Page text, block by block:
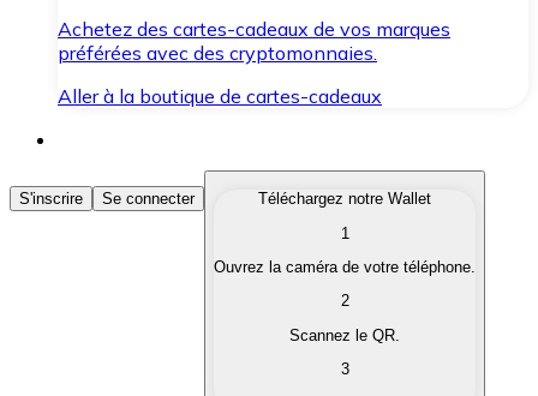
Achetez des cartes-cadeaux de vos marques
préférées avec des cryptomonnaies.
Aller à la boutique de cartes-cadeaux
Acheter des Cryptomonnaies
Achetez les cryptomonnaies qui vous intéressent
Convertissez vos cryptomonnaies en monnaie
S'inscrire Se connecter
Téléchargez notre Wallet
1
Ouvrez la caméra de votre téléphone.
2
Scannez le QR.
3